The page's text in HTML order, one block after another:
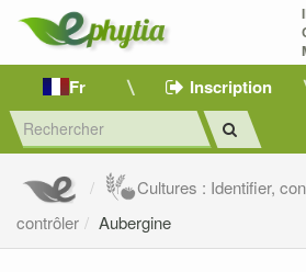
Fr Inscription
Cultures : Identifier,
contrôler
Aubergine